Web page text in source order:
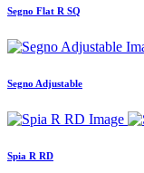
Segno Flat R SQ
Segno Adjustable
Spia R RD